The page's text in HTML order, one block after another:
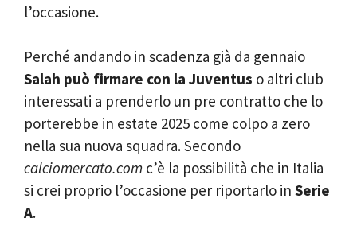
l’occasione.
Perché andando in scadenza già da gennaio
Salah può firmare con la Juventus o altri club
interessati a prenderlo un pre contratto che lo
porterebbe in estate 2025 come colpo a zero
nella sua nuova squadra. Secondo
calciomercato.com c’è la possibilità che in Italia
si crei proprio l’occasione per riportarlo in Serie
A.